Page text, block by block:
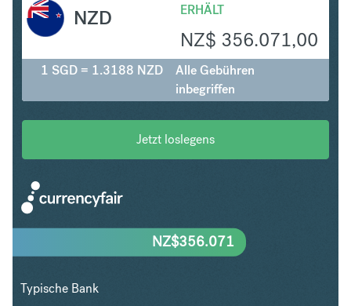
ERHÄLT
NZ$ 356.071,00
NZD
1 SGD = 1.3188 NZD
Alle Gebühren
inbegriffen
Jetzt loslegens
NZ$356.071
Typische Bank